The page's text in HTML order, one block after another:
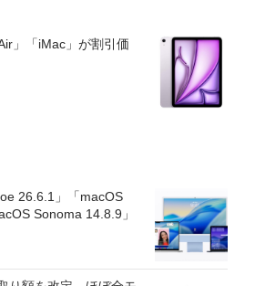
」「iMac」が割引価
26.6.1」「macOS
Sonoma 14.8.9」